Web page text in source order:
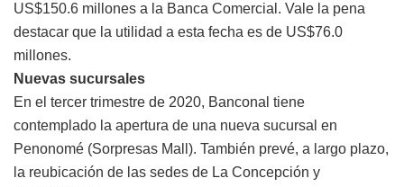
US$150.6 millones a la Banca Comercial. Vale la pena
destacar que la utilidad a esta fecha es de US$76.0
millones.
Nuevas sucursales
En el tercer trimestre de 2020, Banconal tiene
contemplado la apertura de una nueva sucursal en
Penonomé (Sorpresas Mall). También prevé, a largo plazo,
la reubicación de las sedes de La Concepción y